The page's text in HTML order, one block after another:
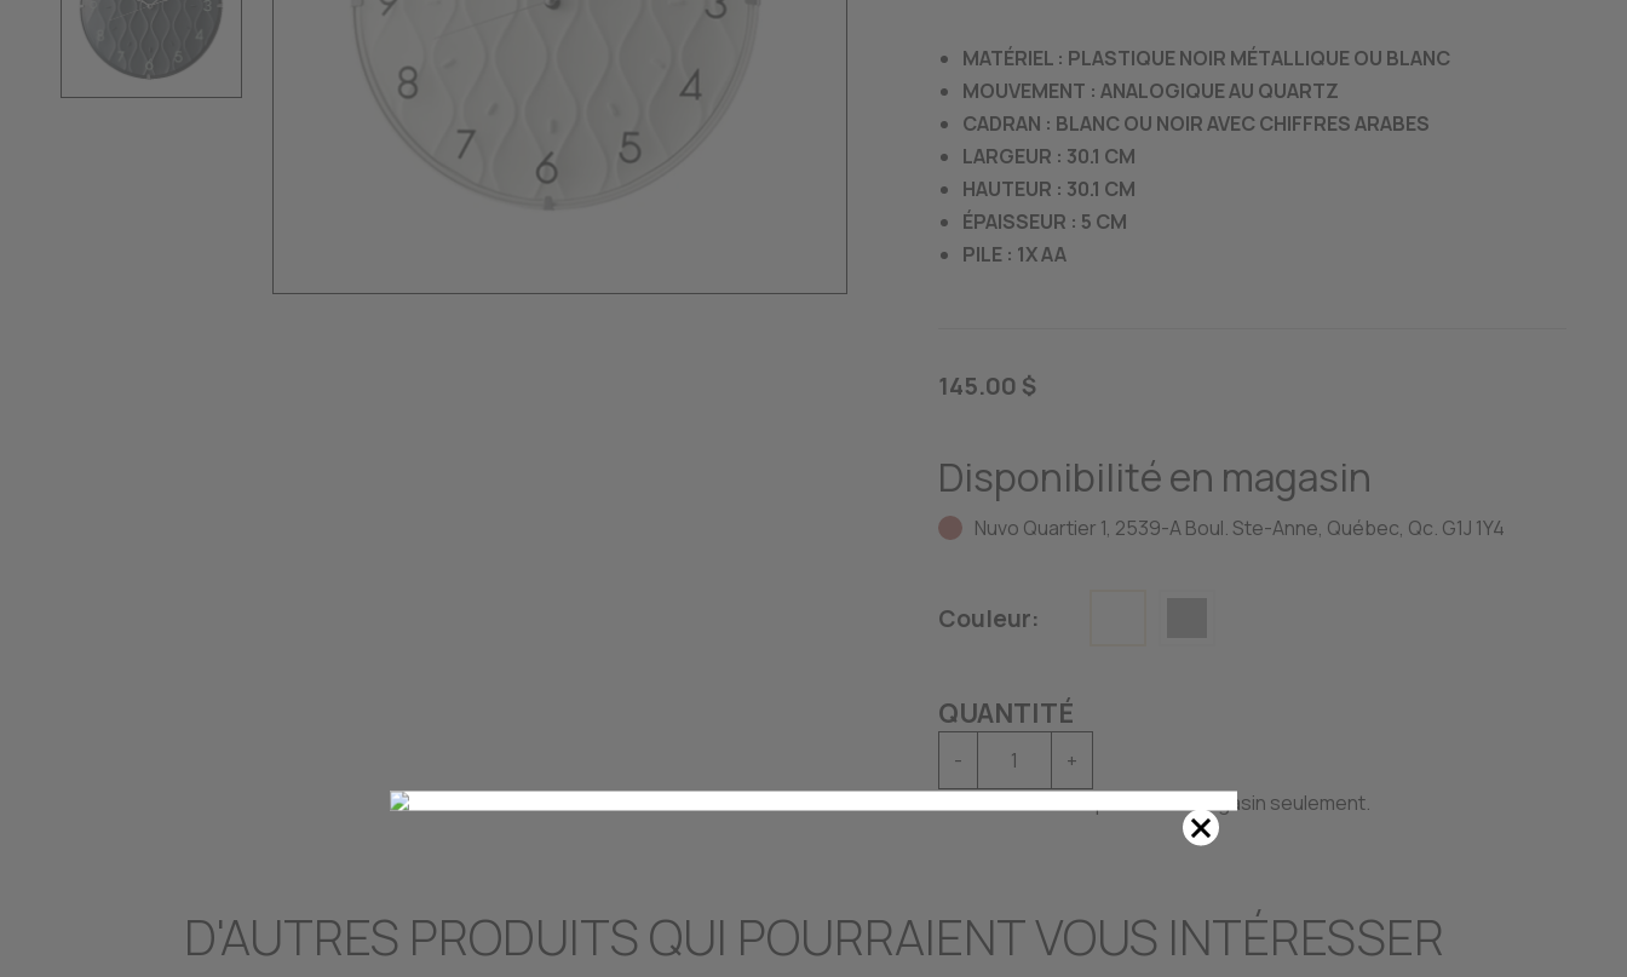
MATÉRIEL : PLASTIQUE NOIR MÉTALLIQUE OU BLANC
MOUVEMENT : ANALOGIQUE AU QUARTZ
CADRAN : BLANC OU NOIR AVEC CHIFFRES ARABES
LARGEUR : 30.1 CM
HAUTEUR : 30.1 CM
ÉPAISSEUR : 5 CM
PILE : 1X AA
145.00 $
Disponibilité en magasin
Nuvo Quartier 1, 2539-A Boul. Ste-Anne, Québec, Qc. G1J 1Y4
Couleur:
QUANTITÉ
-
+
Cet article est disponible en magasin seulement.
D'AUTRES PRODUITS QUI POURRAIENT VOUS INTÉRESSER